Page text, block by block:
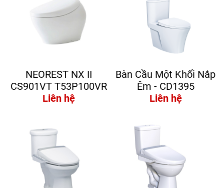
NEOREST NX II
CS901VT T53P100VR
Liên hệ
Bàn Cầu Một Khối Nắp
Êm - CD1395
Liên hệ